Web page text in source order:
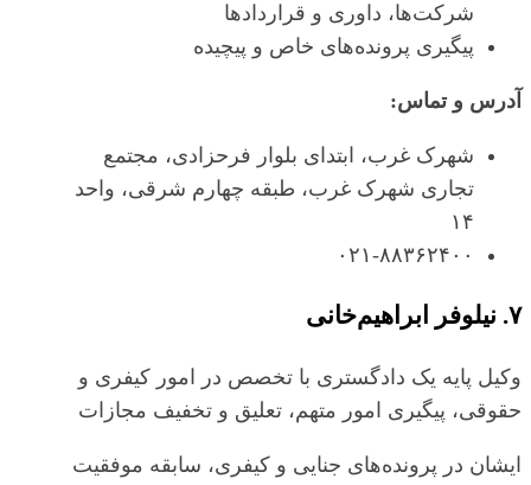
شرکت‌ها، داوری و قراردادها
پیگیری پرونده‌های خاص و پیچیده
آدرس و تماس:
شهرک غرب، ابتدای بلوار فرحزادی، مجتمع
تجاری شهرک غرب، طبقه چهارم شرقی، واحد
۱۴
۰۲۱-۸۸۳۶۲۴۰۰
۷. نیلوفر ابراهیم‌خانی
وکیل پایه یک دادگستری با تخصص در امور کیفری و
حقوقی، پیگیری امور متهم، تعلیق و تخفیف مجازات
ایشان در پرونده‌های جنایی و کیفری، سابقه موفقیت